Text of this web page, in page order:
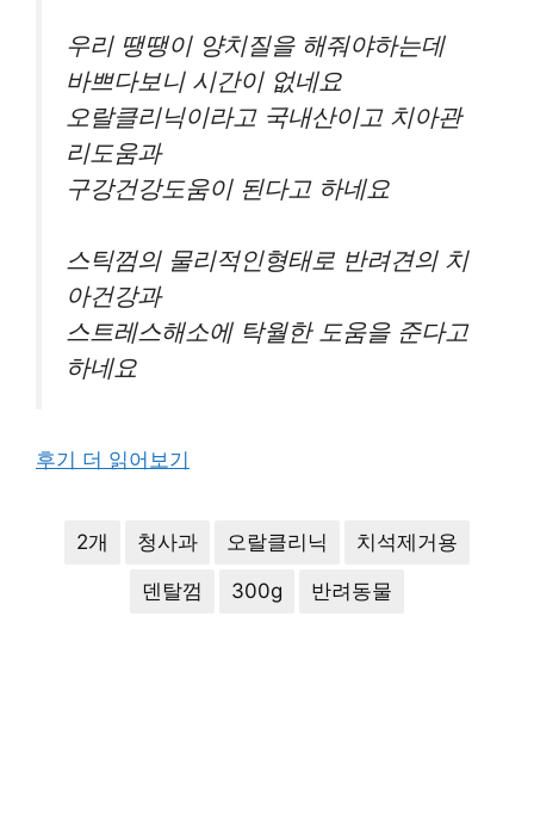
우리 땡땡이 양치질을 해줘야하는데
바쁘다보니 시간이 없네요
오랄클리닉이라고 국내산이고 치아관
리도움과
구강건강도움이 된다고 하네요
스틱껌의 물리적인형태로 반려견의 치
아건강과
스트레스해소에 탁월한 도움을 준다고
하네요
후기 더 읽어보기
2개 청사과 오랄클리닉 치석제거용
덴탈껌 300g 반려동물